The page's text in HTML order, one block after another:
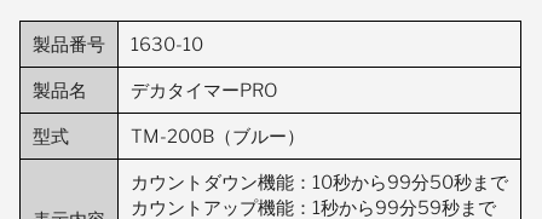
製品番号
1630-10
製品名
デカタイマーPRO
型式
TM-200B（ブルー）
カウントダウン機能：10秒から99分50秒まで
カウントアップ機能：1秒から99分59秒まで